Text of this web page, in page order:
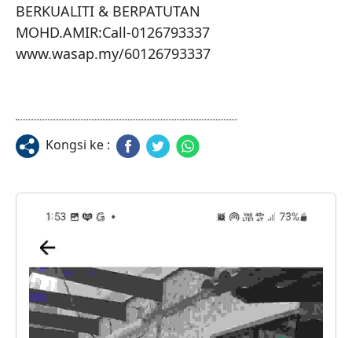
BERKUALITI & BERPATUTAN
MOHD.AMIR:Call-0126793337
www.wasap.my/60126793337
Kongsi ke :